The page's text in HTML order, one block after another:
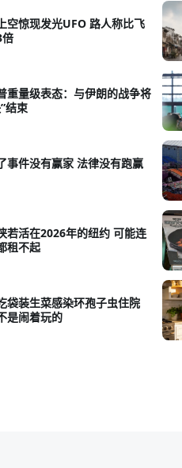
空惊现发光UFO 路人称比飞
重量级表态：与伊朗的战争将
结束
事件没有赢家 法律没有跑赢
若活在2026年的纽约 可能连
租不起
袋装生菜感染环孢子虫住院
是闹着玩的